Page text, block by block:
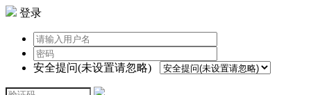
登录
安全提问(未设置请忽略)